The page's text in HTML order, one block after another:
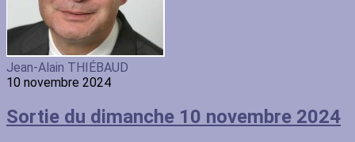
Jean-Alain THIÉBAUD
10 novembre 2024
Sortie du dimanche 10 novembre 2024